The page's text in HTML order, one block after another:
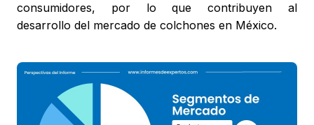
consumidores, por lo que contribuyen al
desarrollo del mercado de colchones en México.